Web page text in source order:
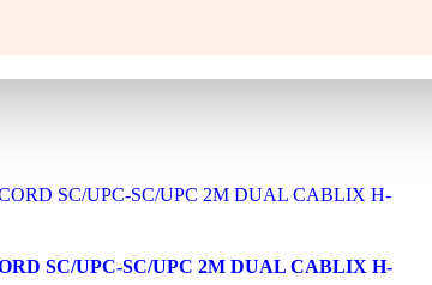
SC/UPC-SC/UPC 2M DUAL CABLIX H-